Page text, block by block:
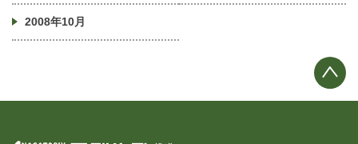
2008年10月